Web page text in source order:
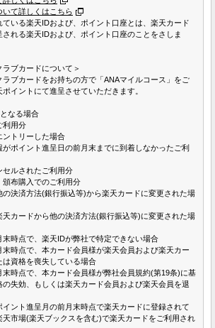
て詳しくはこちら
いる楽天IDおよび、ポイント口座とは、楽天カード
れる楽天IDおよび、ポイント口座のことをさしま
ラブカードについて＞
ラブカードをお持ちの方で「ANAマイルコース」をご
イントにて進呈させていただきます。
なる場合
利用分
ントリーした場合
がポイント進呈日の前月末までに到着しなかったご利
セルされたご利用分
頒布購入でのご利用分
の決済方法(銀行振込等)から楽天カードに変更された場
天カードから他の決済方法(銀行振込等)に変更された場
末時点で、楽天IDが弊社で特定できない場合
末時点で、本カード会員様が楽天会員および楽天カー
は資格を喪失している場合
末時点で、本カード会員様が弊社会員規約(第19条)に基
失効、もしくは楽天カード会員および楽天会員を退
イント進呈月の前月末時点で楽天カードに登録されて
天市場(楽天ブックスを含む)で楽天カードをご利用され